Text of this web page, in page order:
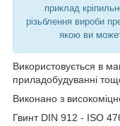
приклад
різьблення вироби
якою ви
Використовується в
приладобудуванні
Виконано з
Гвинт DIN 912 - ISO